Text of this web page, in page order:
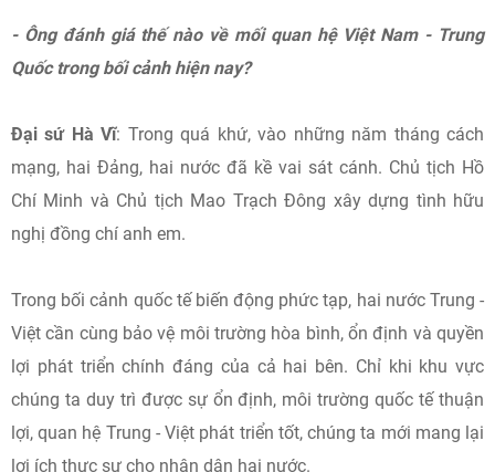
- Ông đánh giá thế nào về mối quan hệ Việt Nam - Trung
Quốc trong bối cảnh hiện nay?
Đại sứ Hà Vĩ: Trong quá khứ, vào những năm tháng cách
mạng, hai Đảng, hai nước đã kề vai sát cánh. Chủ tịch Hồ
Chí Minh và Chủ tịch Mao Trạch Đông xây dựng tình hữu
nghị đồng chí anh em.
Trong bối cảnh quốc tế biến động phức tạp, hai nước Trung -
Việt cần cùng bảo vệ môi trường hòa bình, ổn định và quyền
lợi phát triển chính đáng của cả hai bên. Chỉ khi khu vực
chúng ta duy trì được sự ổn định, môi trường quốc tế thuận
lợi, quan hệ Trung - Việt phát triển tốt, chúng ta mới mang lại
lợi ích thực sự cho nhân dân hai nước.